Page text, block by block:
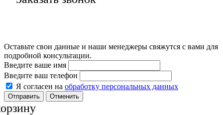
Оставьте свои данные и наши менеджеры свяжутся с вами для
подробной консультации.
Введите ваше имя
Введите ваш телефон
Я согласен на обработку персональных данных
Отменить